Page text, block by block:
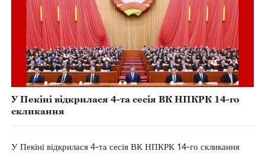
У Пекіні відкрилася 4-та сесія ВК НПКРК 14-го
скликання
У Пекіні відкрилася 4-та сесія ВК НПКРК 14-го скликання